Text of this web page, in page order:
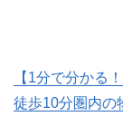
【1分で分かる
徒歩10分圏内の